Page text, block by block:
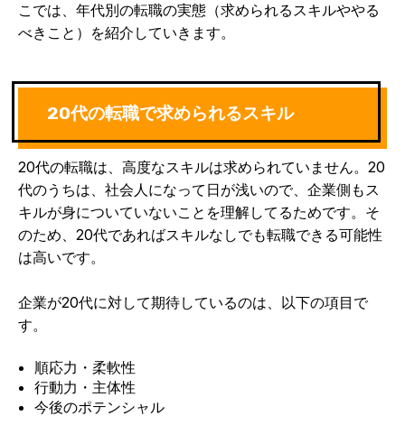
こでは、年代別の転職の実態（求められるスキルややる
べきこと）を紹介していきます。
20代の転職で求められるスキル
20代の転職は、高度なスキルは求められていません。20
代のうちは、社会人になって日が浅いので、企業側もス
キルが身についていないことを理解してるためです。そ
のため、20代であればスキルなしでも転職できる可能性
は高いです。
企業が20代に対して期待しているのは、以下の項目で
す。
順応力・柔軟性
行動力・主体性
今後のポテンシャル